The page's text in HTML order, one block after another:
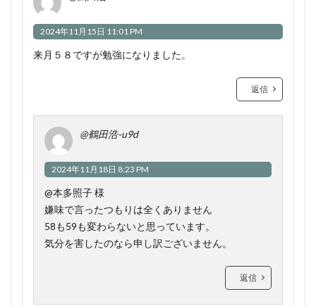
2024年11月15日 11:01 PM
来月５８ですが勉強になりました。
返信
@鶴田浩-u9d
2024年11月18日 8:23 PM
@本多照子 様
嫌味で言ったつもりは全くありません
58も59も変わらないと思っています。
気分を害したのなら申し訳ございません。
返信